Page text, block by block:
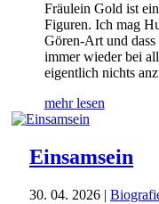
Fräulein Gold ist
Figuren. Ich mag
Gören-Art und dass
immer wieder bei
eigentlich nichts
mehr lesen
Einsamsein
30. 04. 2026 |